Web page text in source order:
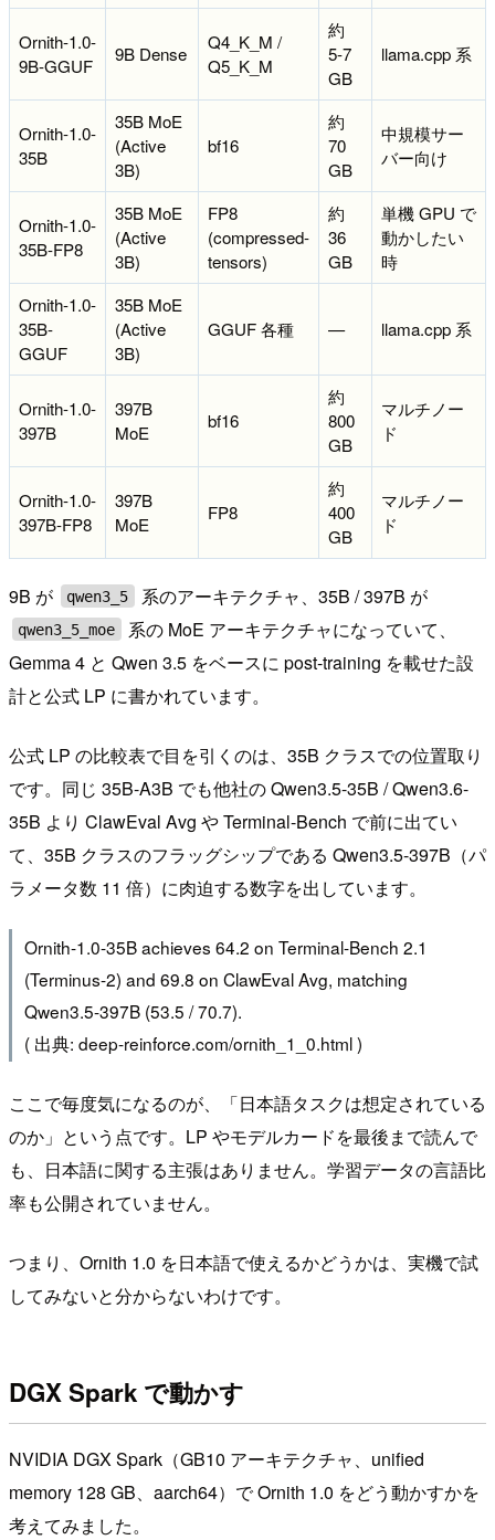
Ornith-1.0-
9B-GGUF
9B Dense
Q4_K_M /
Q5_K_M
約
5-7
GB
llama.cpp 系
Ornith-1.0-
35B
35B MoE
(Active
3B)
bf16
約
70
GB
中規模サー
バー向け
Ornith-1.0-
35B-FP8
35B MoE
(Active
3B)
FP8
(compressed-
tensors)
約
36
GB
単機 GPU で
動かしたい
時
Ornith-1.0-
35B-
GGUF
35B MoE
(Active
3B)
GGUF 各種 — llama.cpp 系
Ornith-1.0-
397B
397B
MoE
bf16
約
800
GB
マルチノー
ド
Ornith-1.0-
397B-FP8
397B
MoE
FP8
約
400
GB
マルチノー
ド
9B が qwen3_5 系のアーキテクチャ、35B / 397B が
qwen3_5_moe
系の MoE アーキテクチャになっていて、
Gemma 4 と Qwen 3.5 をベースに post-training を載せた設
計と公式 LP に書かれています。
公式 LP の比較表で目を引くのは、35B クラスでの位置取り
です。同じ 35B-A3B でも他社の Qwen3.5-35B / Qwen3.6-
35B より ClawEval Avg や Terminal-Bench で前に出てい
て、35B クラスのフラッグシップである Qwen3.5-397B（パ
ラメータ数 11 倍）に肉迫する数字を出しています。
Ornith-1.0-35B achieves 64.2 on Terminal-Bench 2.1
(Terminus-2) and 69.8 on ClawEval Avg, matching
Qwen3.5-397B (53.5 / 70.7).
( 出典: deep-reinforce.com/ornith_1_0.html )
ここで毎度気になるのが、「日本語タスクは想定されている
のか」という点です。LP やモデルカードを最後まで読んで
も、日本語に関する主張はありません。学習データの言語比
率も公開されていません。
つまり、Ornith 1.0 を日本語で使えるかどうかは、実機で試
してみないと分からないわけです。
DGX Spark で動かす
NVIDIA DGX Spark（GB10 アーキテクチャ、unified
memory 128 GB、aarch64）で Ornith 1.0 をどう動かすかを
考えてみました。